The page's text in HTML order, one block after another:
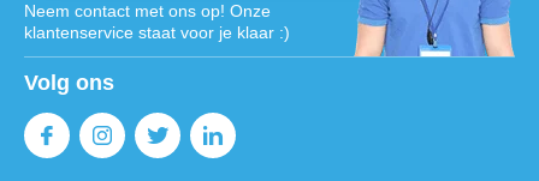
Neem contact met ons op! Onze
klantenservice staat voor je klaar :)
Volg ons